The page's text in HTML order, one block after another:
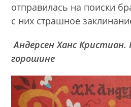
отправилась на поиски
с них страшное
Андерсен Ханс Кристиан.
горошине